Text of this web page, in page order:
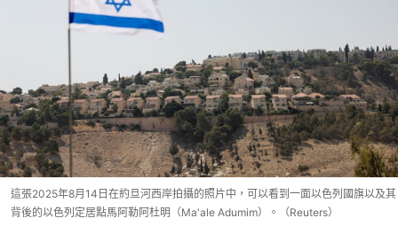
這張2025年8月14日在約旦河西岸拍攝的照片中，可以看到一面以色列國旗以及其
背後的以色列定居點馬阿勒阿杜明（Ma'ale Adumim）。（Reuters）